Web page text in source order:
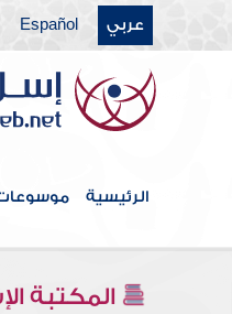
عربي Español
الرئيسية
المكتبة
حرف الغين
حرف الفاء
حرف القاف
حرف الكاف
حرف اللام
حرف الميم